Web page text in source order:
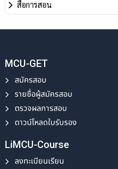
สื่อการสอน
MCU-GET
สมัครสอบ
รายชื่อผู้สมัครสอบ
ตรวจผลการสอบ
ดาวน์โหลดใบรับรอง
LiMCU-Course
ลงทะเบียนเรียน